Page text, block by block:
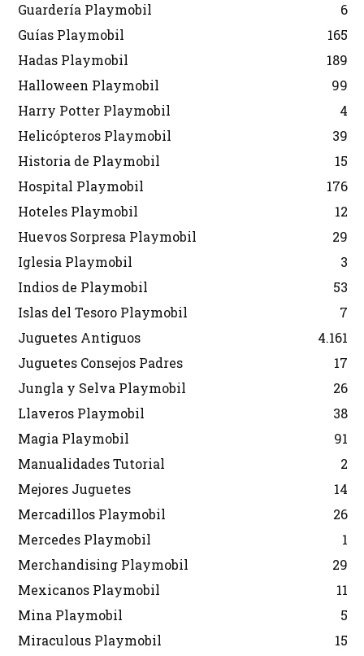
Guardería Playmobil
6
Guías Playmobil
165
Hadas Playmobil
189
Halloween Playmobil
99
Harry Potter Playmobil
4
Helicópteros Playmobil
39
Historia de Playmobil
15
Hospital Playmobil
176
Hoteles Playmobil
12
Huevos Sorpresa Playmobil
29
Iglesia Playmobil
3
Indios de Playmobil
53
Islas del Tesoro Playmobil
7
Juguetes Antiguos
4.161
Juguetes Consejos Padres
17
Jungla y Selva Playmobil
26
Llaveros Playmobil
38
Magia Playmobil
91
Manualidades Tutorial
2
Mejores Juguetes
14
Mercadillos Playmobil
26
Mercedes Playmobil
1
Merchandising Playmobil
29
Mexicanos Playmobil
11
Mina Playmobil
5
Miraculous Playmobil
15